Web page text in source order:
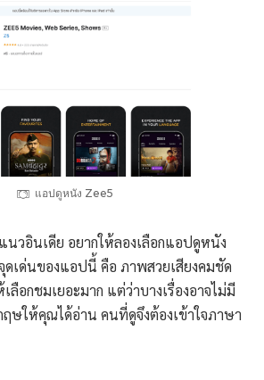
แอปดูหนัง Zee5
วอินเดีย อยากให้ลองเลือกแอปดูหนัง
ดเด่นของแอปนี้ คือ ภาพสวยเสียงคมชัด
ลือกชมเยอะมาก แต่ว่าบางเรื่องอาจไม่มี
ษให้คุณได้อ่าน คนที่ดูจึงต้องเข้าใจภาษา